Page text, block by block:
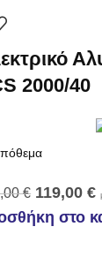
2000/40
€ 119,00€
στο